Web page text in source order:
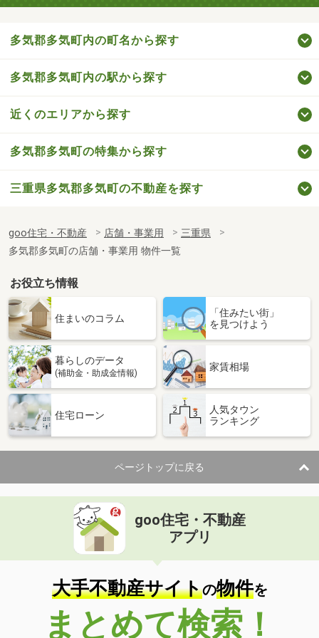
多気郡多気町内の町名から探す
多気郡多気町内の駅から探す
近くのエリアから探す
多気郡多気町の特集から探す
三重県多気郡多気町の不動産を探す
goo住宅・不動産 店舗・事業用
三重県
多気郡多気町の店舗・事業用 物件一覧
お役立ち情報
住まいのコラム
「住みたい街」
を見つけよう
暮らしのデータ
(補助金・助成金情報)
家賃相場
住宅ローン
人気タウン
ランキング
ページトップに戻る
goo住宅・不動産
アプリ
大手不動産サイトの物件を
まとめて検索！